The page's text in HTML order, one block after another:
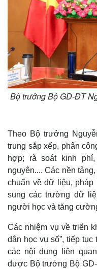
Tư vấn luật
Bộ trưởng Bộ GD-ĐT
Theo Bộ trưởng
trung sắp xếp, phân
hợp; rà soát kinh
nguyên.... Các nền
chuẩn về dữ liệu, pháp
sung các trường dữ
người học và tăng
Các nhiệm vụ về triển
dân học vụ số”, tiếp
các nội dung liên
được Bộ trưởng Bộ